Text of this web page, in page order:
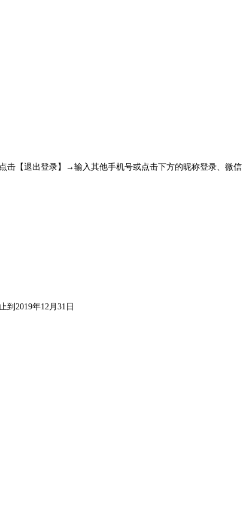
【退出登录】
→输入其他手机号或点击下方的昵称登录、微信
2019年12月31日